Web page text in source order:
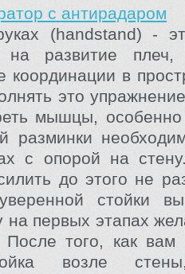
с антирадаром
(handstand) -
на развитие
координации в
это
мышцы, особенно
разминки
с опорой на
до этого не
стойки
на первых этапах
После того, как вам
возле